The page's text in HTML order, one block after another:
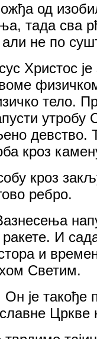
од
тада сва
али не по
Христос
тело.
девство.
кроз
кроз
ребро.
ракете. И
и
Светим.
је такође
Цркве